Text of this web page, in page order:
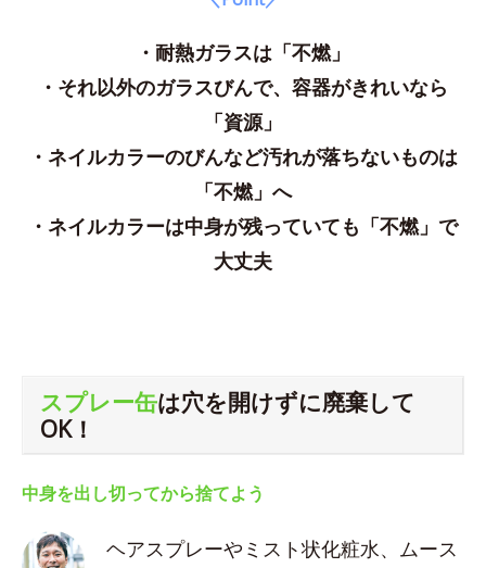
・耐熱ガラスは「不燃」
・それ以外のガラスびんで、容器がきれいなら
「資源」
・ネイルカラーのびんなど汚れが落ちないものは
「不燃」へ
・ネイルカラーは中身が残っていても「不燃」で
大丈夫
スプレー缶は穴を開けずに廃棄して
OK！
中身を出し切ってから捨てよう
ヘアスプレーやミスト状化粧水、ムース